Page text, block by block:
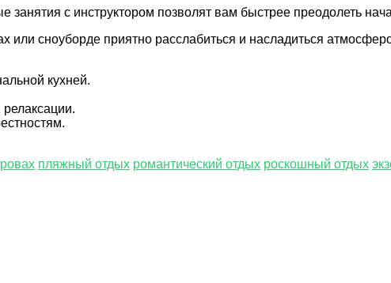
с инструктором позволят вам быстрее преодолеть
или сноуборде приятно расслабиться и насладиться
кухней.
пляжный отдых романтический отдых роскошный отдых